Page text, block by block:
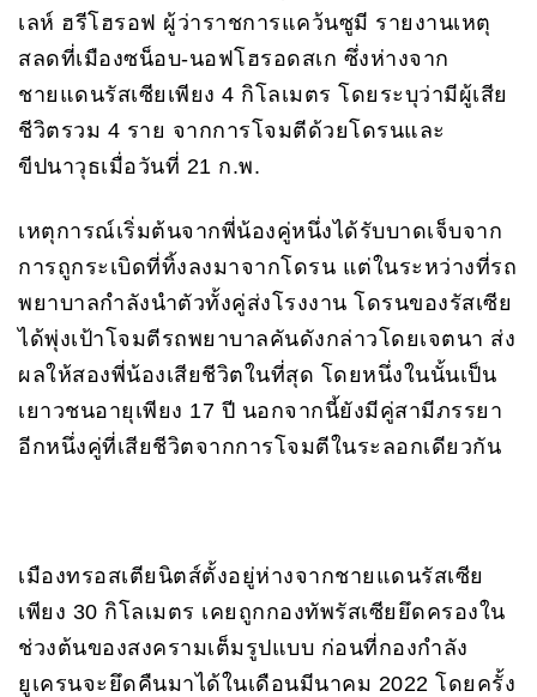
เลห์ ฮรีโฮรอฟ ผู้ว่าราชการแคว้นซูมี รายงานเหตุ
สลดที่เมืองซน็อบ-นอฟโฮรอดสเก ซึ่งห่างจาก
ชายแดนรัสเซียเพียง 4 กิโลเมตร โดยระบุว่ามีผู้เสีย
ชีวิตรวม 4 ราย จากการโจมตีด้วยโดรนและ
ขีปนาวุธเมื่อวันที่ 21 ก.พ.
เหตุการณ์เริ่มต้นจากพี่น้องคู่หนึ่งได้รับบาดเจ็บจาก
การถูกระเบิดที่ทิ้งลงมาจากโดรน แต่ในระหว่างที่รถ
พยาบาลกำลังนำตัวทั้งคู่ส่งโรงงาน โดรนของรัสเซีย
ได้พุ่งเป้าโจมตีรถพยาบาลคันดังกล่าวโดยเจตนา ส่ง
ผลให้สองพี่น้องเสียชีวิตในที่สุด โดยหนึ่งในนั้นเป็น
เยาวชนอายุเพียง 17 ปี นอกจากนี้ยังมีคู่สามีภรรยา
อีกหนึ่งคู่ที่เสียชีวิตจากการโจมตีในระลอกเดียวกัน
เมืองทรอสเตียนิตส์ตั้งอยู่ห่างจากชายแดนรัสเซีย
เพียง 30 กิโลเมตร เคยถูกกองทัพรัสเซียยึดครองใน
ช่วงต้นของสงครามเต็มรูปแบบ ก่อนที่กองกำลัง
ยูเครนจะยึดคืนมาได้ในเดือนมีนาคม 2022 โดยครั้ง